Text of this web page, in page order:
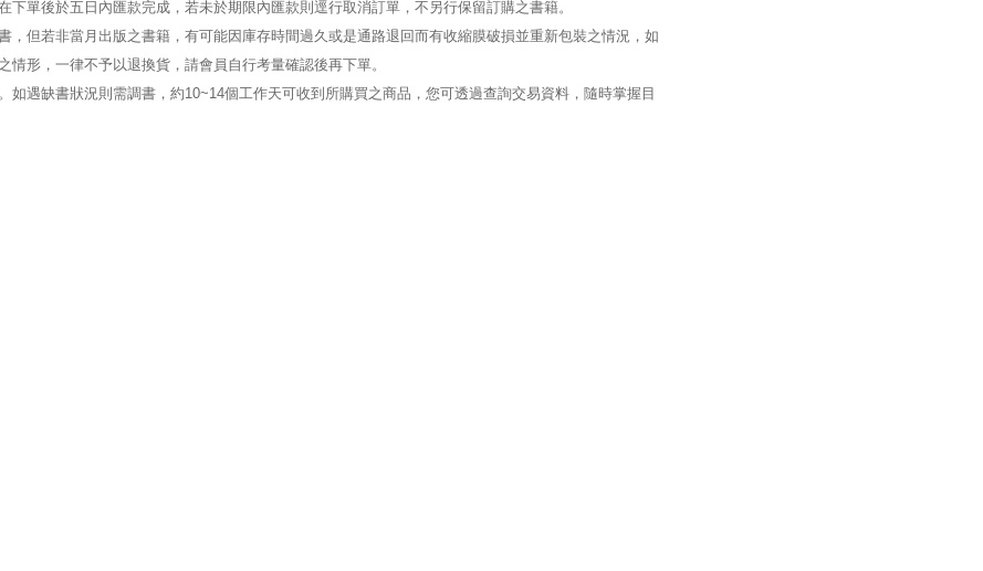
下單後於五日內匯款完成，若未於期限內匯款則逕行取消訂單，不另行保留訂購之書籍。
，但若非當月出版之書籍，有可能因庫存時間過久或是通路退回而有收縮膜破損並重新包裝之情況，如
情形，一律不予以退換貨，請會員自行考量確認後再下單。
如遇缺書狀況則需調書，約10~14個工作天可收到所購買之商品，您可透過查詢交易資料，隨時掌握目